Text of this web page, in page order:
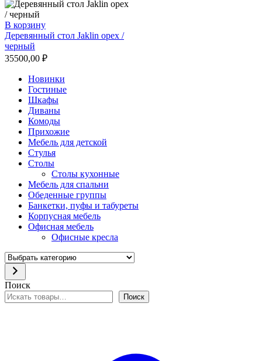
В корзину
Деревянный стол Jaklin орех /
черный
35500,00 ₽
Новинки
Гостиные
Шкафы
Диваны
Комоды
Прихожие
Мебель для детской
Стулья
Столы
Столы кухонные
Мебель для спальни
Обеденные группы
Банкетки, пуфы и табуреты
Корпусная мебель
Офисная мебель
Офисные кресла
Выбрать
категорию
Поиск
Поиск